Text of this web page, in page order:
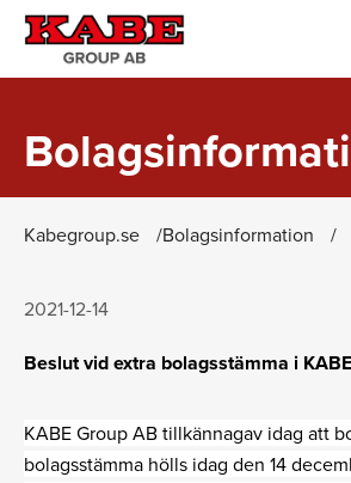
Kabegroup.se Bolagsinformation
2021-12-14
Beslut vid extra bolagsstämma i
KABE Group AB tillkännagav idag att
bolagsstämma hölls idag den 14